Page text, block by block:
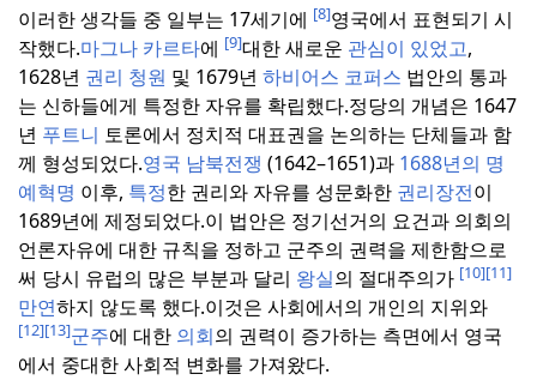
이러한 생각들 중 일부는 17세기에 [8]영국에서 표현되기 시
작했다.마그나 카르타에 [9]대한 새로운 관심이 있었고,
1628년 권리 청원 및 1679년 하비어스 코퍼스 법안의 통과
는 신하들에게 특정한 자유를 확립했다.정당의 개념은 1647
년 푸트니 토론에서 정치적 대표권을 논의하는 단체들과 함
께 형성되었다.영국 남북전쟁 (1642–1651)과 1688년의 명
예혁명 이후, 특정한 권리와 자유를 성문화한 권리장전이
1689년에 제정되었다.이 법안은 정기선거의 요건과 의회의
언론자유에 대한 규칙을 정하고 군주의 권력을 제한함으로
써 당시 유럽의 많은 부분과 달리 왕실의 절대주의가 [10][11]
만연하지 않도록 했다.이것은 사회에서의 개인의 지위와
[12][13]군주에 대한 의회의 권력이 증가하는 측면에서 영국
에서 중대한 사회적 변화를 가져왔다.